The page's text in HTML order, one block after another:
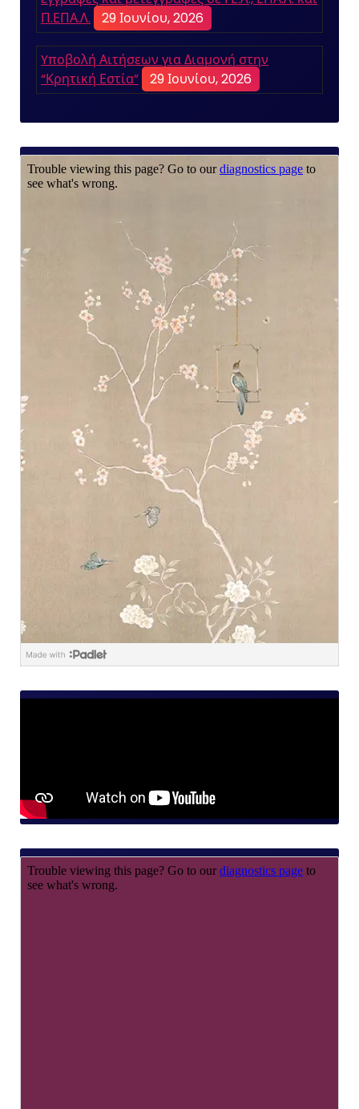
Π.ΕΠΑ.Λ.
29 Ιουνίου, 2026
Yποβολή Αιτήσεων για Διαμονή στην
“Κρητική Εστία”
29 Ιουνίου, 2026